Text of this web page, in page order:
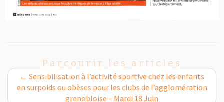
Parcourir les articles
← Sensibilisation à l’activité sportive chez les enfants
en surpoids ou obèses pour les clubs de l’agglomération
grenobloise – Mardi 18 Juin